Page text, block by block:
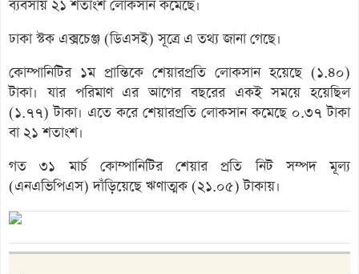
ব্যবসায় ২১ শতাংশ লোকসান কমেছে।
ঢাকা স্টক এক্সচেঞ্জ (ডিএসই) সূত্রে এ তথ্য জানা গেছে।
কোম্পানিটির ১ম প্রান্তিকে শেয়ারপ্রতি লোকসান হয়েছে (১.৪০)
টাকা। যার পরিমাণ এর আগের বছরের একই সময়ে হয়েছিল
(১.৭৭) টাকা। এতে করে শেয়ারপ্রতি লোকসান কমেছে ০.৩৭ টাকা
বা ২১ শতাংশ।
গত ৩১ মার্চ কোম্পানিটির শেয়ার প্রতি নিট সম্পদ মূল্য
(এনএভিপিএস) দাঁড়িয়েছে ঋণাত্মক (২১.০৫) টাকায়।